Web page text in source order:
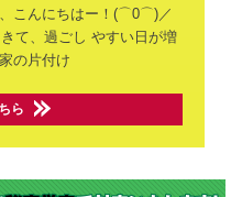
こんにちはー！(⌒0⌒)／
て、過ごし やすい日が増
の片付け
ら